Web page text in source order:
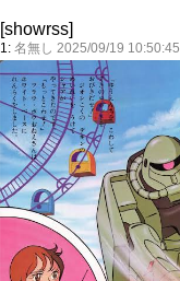
[showrss]
1: 名無し 2025/09/19 10:50:45